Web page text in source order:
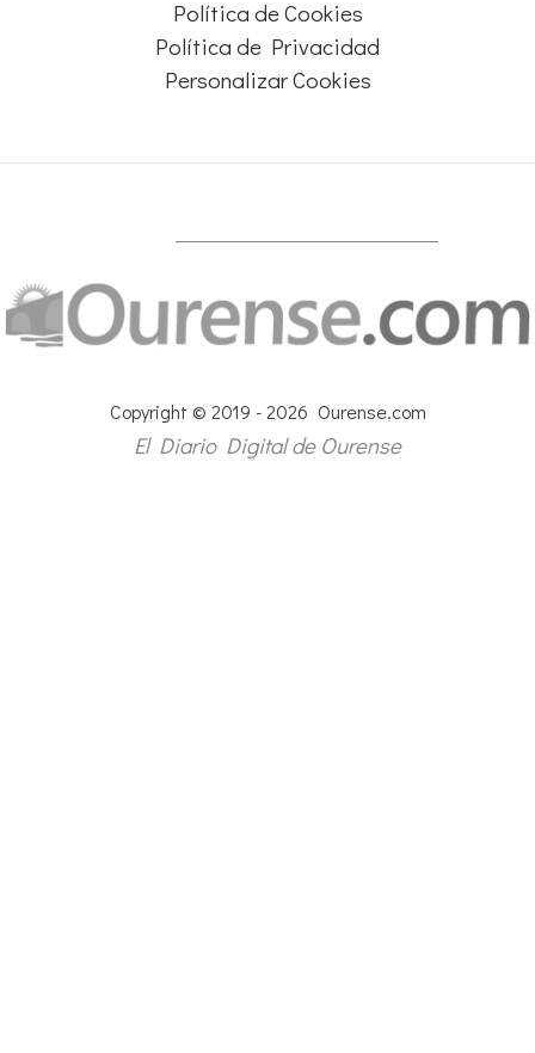
Política de Cookies
Política de Privacidad
Personalizar Cookies
Copyright © 2019 - 2026 Ourense.com
El Diario Digital de Ourense